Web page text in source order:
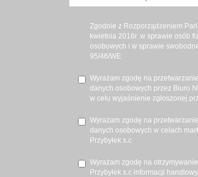
Zgodnie z Rozporządzeniem
kwietnia 2016r. w sprawie osób
osobowych i w sprawie
95/46/WE
Wyrażam zgodę na
danych osobowych przez Biuro
w celu wyjaśnienie zgłoszonej
Wyrażam zgodę na
danych osobowych w celach
Przybyłek s.c
Wyrażam zgodę na
Przybyłek s.c informacji